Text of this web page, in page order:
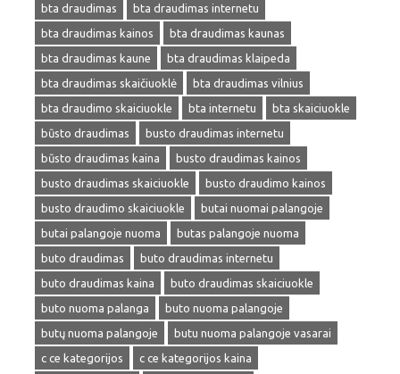
bta draudimas
bta draudimas internetu
bta draudimas kainos
bta draudimas kaunas
bta draudimas kaune
bta draudimas klaipeda
bta draudimas skaičiuoklė
bta draudimas vilnius
bta draudimo skaiciuokle
bta internetu
bta skaiciuokle
būsto draudimas
busto draudimas internetu
būsto draudimas kaina
busto draudimas kainos
busto draudimas skaiciuokle
busto draudimo kainos
busto draudimo skaiciuokle
butai nuomai palangoje
butai palangoje nuoma
butas palangoje nuoma
buto draudimas
buto draudimas internetu
buto draudimas kaina
buto draudimas skaiciuokle
buto nuoma palanga
buto nuoma palangoje
butų nuoma palangoje
butu nuoma palangoje vasarai
c ce kategorijos
c ce kategorijos kaina